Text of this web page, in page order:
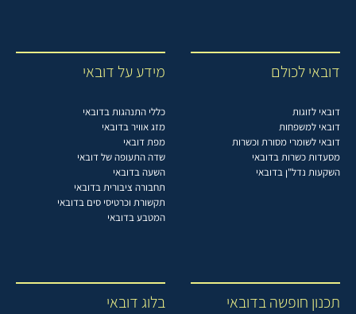
דובאי לכולם
דובאי לזוגות
דובאי למשפחות
דובאי לשומרי מסורת וכשרות
מסעדות כשרות בדובאי
השקעות נדל"ן בדובאי
מידע על דובאי
כללי התנהגות בדובאי
מזג אוויר בדובאי
מפת דובאי
שדה התעופה של דובאי
השעה בדובאי
תחבורה ציבורית בדובאי
תקשורת וכרטיסי סים בדובאי
המטבע בדובאי
תכנון חופשה בדובאי בלוג דובאי